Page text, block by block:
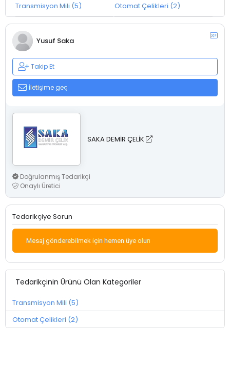
Transmisyon Mili (5) Otomat Çelikleri (2)
Yusuf Saka
Takip Et
İletişime geç
SAKA DEMİR ÇELİK
Doğrulanmış Tedarikçi
Onaylı Üretici
Tedarikçiye Sorun
Mesaj gönderebilmek için hemen üye olun
Tedarikçinin Ürünü Olan Kategoriler
Transmisyon Mili (5)
Otomat Çelikleri (2)